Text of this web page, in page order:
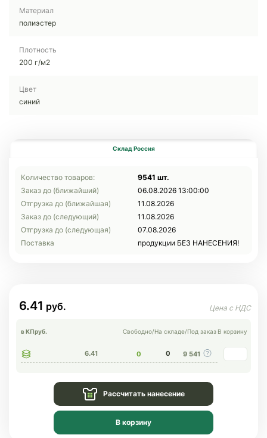
Материал
полиэстер
Плотность
200 г/м2
Цвет
синий
Склад Россия
Количество товаров:
9541 шт.
Заказ до (ближайший)
06.08.2026 13:00:00
Отгрузка до (ближайшая)
11.08.2026
Заказ до (следующий)
11.08.2026
Отгрузка до (следующая)
07.08.2026
Поставка
продукции БЕЗ НАНЕСЕНИЯ!
6.41
в КПруб. Свободно/На складе/Под заказ В корзину
6.41 0 0 9 541
Рассчитать нанесение
В корзину